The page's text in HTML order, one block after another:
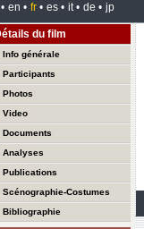
en • fr • es • it • de • jp
du film
Info générale
Participants
Photos
Video
Documents
Analyses
Publications
Scénographie-Costumes
Bibliographie